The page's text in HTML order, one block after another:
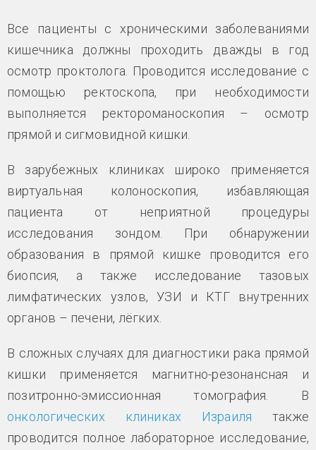
Все пациенты с хроническими заболеваниями
кишечника должны проходить дважды в год
осмотр проктолога. Проводится исследование с
помощью ректоскопа, при необходимости
выполняется ректороманоскопия – осмотр
прямой и сигмовидной кишки.
В зарубежных клиниках широко применяется
виртуальная колоноскопия, избавляющая
пациента от неприятной процедуры
исследования зондом. При обнаружении
образования в прямой кишке проводится его
биопсия, а также исследование тазовых
лимфатических узлов, УЗИ и КТГ внутренних
органов – печени, лёгких.
В сложных случаях для диагностики рака прямой
кишки применяется магнитно-резонансная и
позитронно-эмиссионная томография. В
онкологических клиниках Израиля также
проводится полное лабораторное исследование,